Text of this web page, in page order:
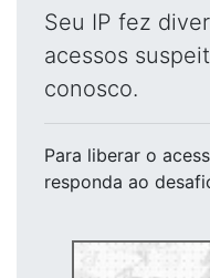
Seu IP fez
acessos
conosco.
Para liberar o
responda ao